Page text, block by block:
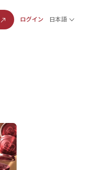
ログイン 日本語